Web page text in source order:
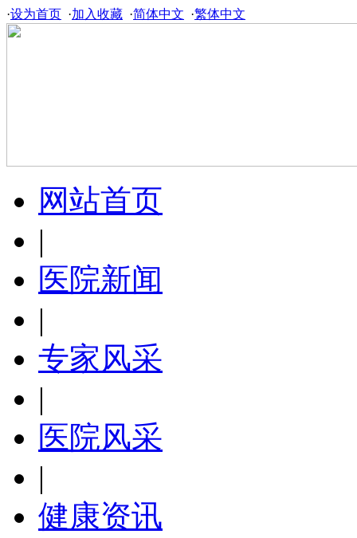
·设为首页 ·加入收藏 ·简体中文 ·繁体中文
网站首页
|
医院新闻
|
专家风采
|
医院风采
|
健康资讯